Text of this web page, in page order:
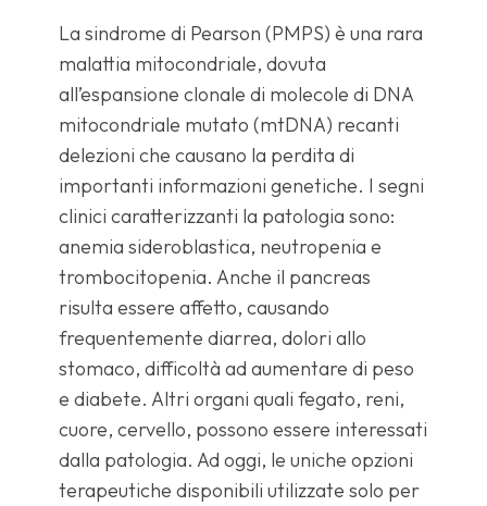
La sindrome di Pearson (PMPS) è una rara
malattia mitocondriale, dovuta
all’espansione clonale di molecole di DNA
mitocondriale mutato (mtDNA) recanti
delezioni che causano la perdita di
importanti informazioni genetiche. I segni
clinici caratterizzanti la patologia sono:
anemia sideroblastica, neutropenia e
trombocitopenia. Anche il pancreas
risulta essere affetto, causando
frequentemente diarrea, dolori allo
stomaco, difficoltà ad aumentare di peso
e diabete. Altri organi quali fegato, reni,
cuore, cervello, possono essere interessati
dalla patologia. Ad oggi, le uniche opzioni
terapeutiche disponibili utilizzate solo per